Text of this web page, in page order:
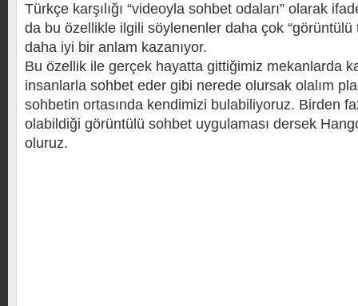
Türkçe karşılığı “videoyla sohbet odaları” olarak
da bu özellikle ilgili söylenenler daha çok “görüntülü
daha iyi bir anlam kazanıyor.
Bu özellik ile gerçek hayatta gittiğimiz mekanlarda
insanlarla sohbet eder gibi nerede olursak olalım
sohbetin ortasında kendimizi bulabiliyoruz. Birden
olabildiği görüntülü sohbet uygulaması dersek
oluruz.